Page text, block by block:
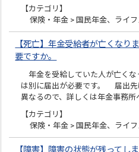
【カテゴリ】
保険・年金 > 国民年金、ライ
【死亡】年金受給者が亡くなり
要ですか。
年金を受給していた人が亡くな
は別に届出が必要です。 届出先
異なるので、詳しくは年金事務
【カテゴリ】
保険・年金 > 国民年金、ライ
【障害】障害の状態が残ってし